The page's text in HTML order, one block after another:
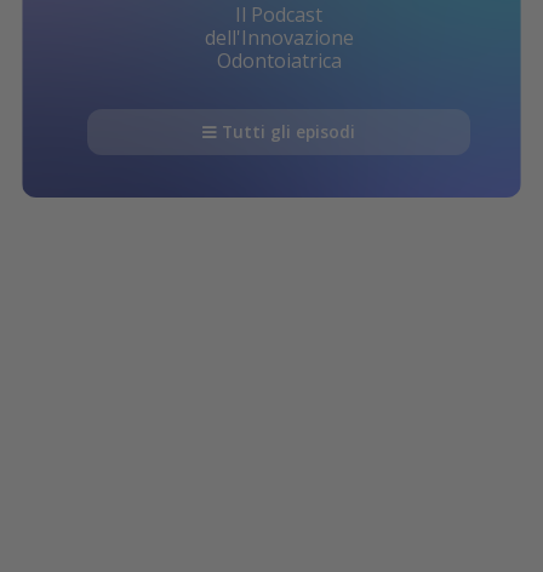
Il Podcast
dell'Innovazione
Odontoiatrica
Tutti gli episodi